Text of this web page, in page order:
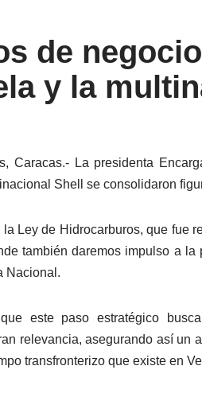
de
y la
Caracas.- La presidenta
Shell se consolidaron
Ley de Hidrocarburos, que fue
también daremos impulso a
Nacional.
este paso estratégico
relevancia, asegurando así un
transfronterizo que existe en